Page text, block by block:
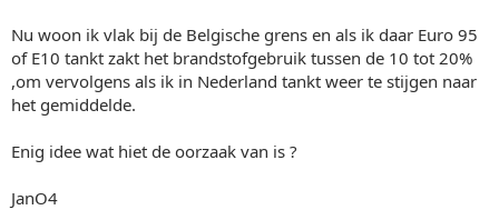
Nu woon ik vlak bij de Belgische grens en als ik daar Euro 95
of E10 tankt zakt het brandstofgebruik tussen de 10 tot 20%
,om vervolgens als ik in Nederland tankt weer te stijgen naar
het gemiddelde.
Enig idee wat hiet de oorzaak van is ?
JanO4